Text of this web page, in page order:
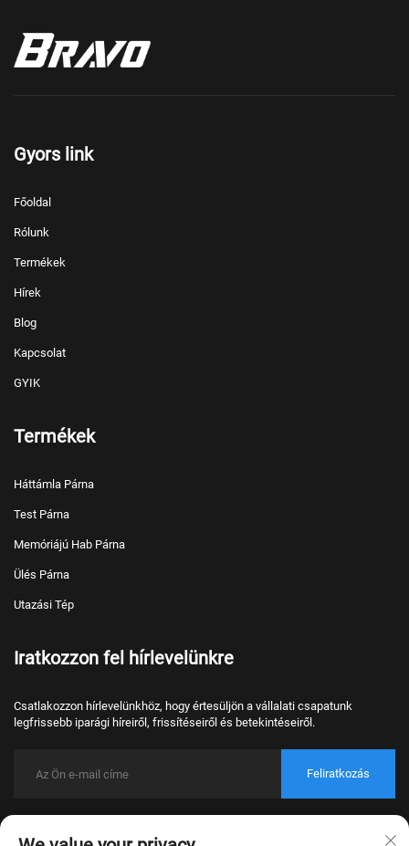
Gyors link
Főoldal
Rólunk
Termékek
Hírek
Blog
Kapcsolat
GYIK
Termékek
Háttámla Párna
Test Párna
Memóriájú Hab Párna
Ülés Párna
Utazási Tép
Iratkozzon fel hírlevelünkre
Csatlakozzon hírlevelünkhöz, hogy értesüljön a vállalati csapatunk
legfrissebb iparági híreiről, frissítéseiről és betekintéseiről.
Feliratkozás
jog fenntartva.